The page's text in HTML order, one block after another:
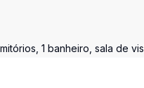
1 banheiro, sala de